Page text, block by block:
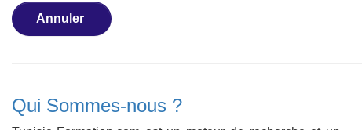
Annuler
Qui Sommes-nous ?